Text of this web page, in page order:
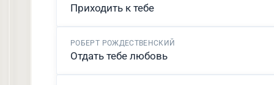
Приходить к тебе
РОБЕРТ РОЖДЕСТВЕНСКИЙ
Отдать тебе любовь